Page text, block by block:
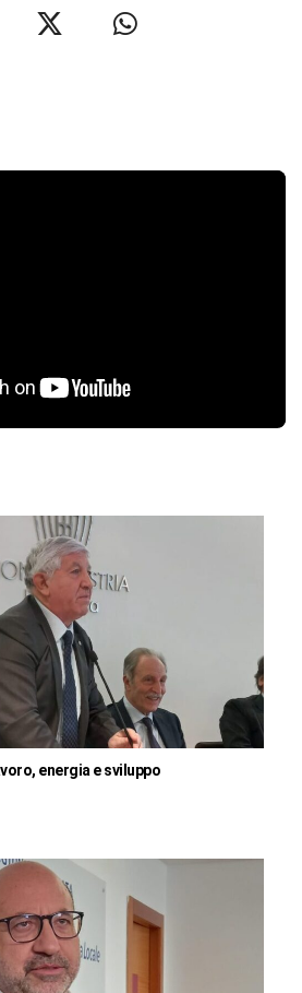
energia e sviluppo